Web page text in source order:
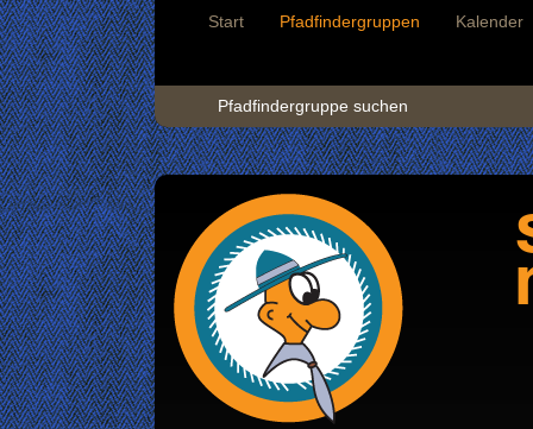
Start Pfadfindergruppen Kalender
Pfadfindergruppe suchen